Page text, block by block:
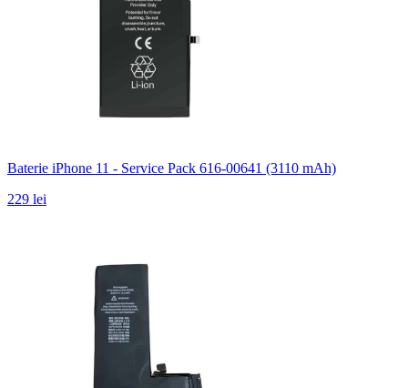
Baterie iPhone 11 - Service Pack 616-00641 (3110 mAh)
229 lei